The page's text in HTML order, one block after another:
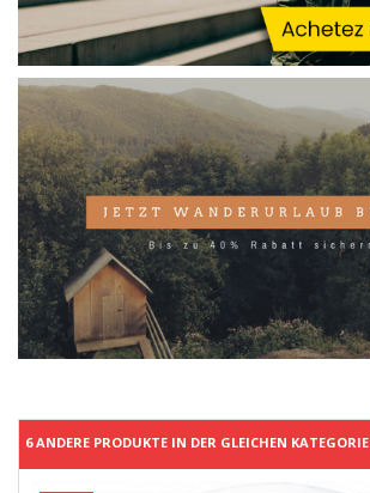
6 ANDERE PRODUKTE IN DER GLEICHEN